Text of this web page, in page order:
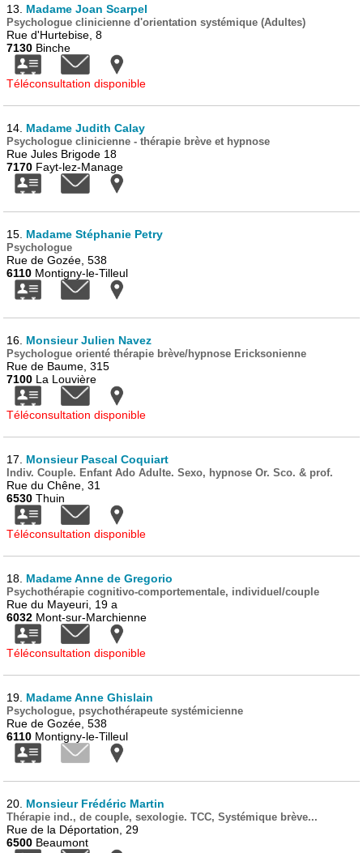
13. Madame Joan Scarpel
Psychologue clinicienne d'orientation systémique (Adultes)
Rue d'Hurtebise, 8
7130 Binche
Téléconsultation disponible
14. Madame Judith Calay
Psychologue clinicienne - thérapie brève et hypnose
Rue Jules Brigode 18
7170 Fayt-lez-Manage
15. Madame Stéphanie Petry
Psychologue
Rue de Gozée, 538
6110 Montigny-le-Tilleul
16. Monsieur Julien Navez
Psychologue orienté thérapie brève/hypnose Ericksonienne
Rue de Baume, 315
7100 La Louvière
Téléconsultation disponible
17. Monsieur Pascal Coquiart
Indiv. Couple. Enfant Ado Adulte. Sexo, hypnose Or. Sco. & prof.
Rue du Chêne, 31
6530 Thuin
Téléconsultation disponible
18. Madame Anne de Gregorio
Psychothérapie cognitivo-comportementale, individuel/couple
Rue du Mayeuri, 19 a
6032 Mont-sur-Marchienne
Téléconsultation disponible
19. Madame Anne Ghislain
Psychologue, psychothérapeute systémicienne
Rue de Gozée, 538
6110 Montigny-le-Tilleul
20. Monsieur Frédéric Martin
Thérapie ind., de couple, sexologie. TCC, Systémique brève...
Rue de la Déportation, 29
6500 Beaumont